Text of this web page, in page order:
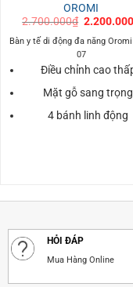
OROMI
2.700.000₫ Giá
là:
Bàn y tế di động đa năng Oromi
07
Điều chỉnh cao
Mặt gỗ sang trọng
4 bánh linh động
HỎI ĐÁP
Mua Hàng Online